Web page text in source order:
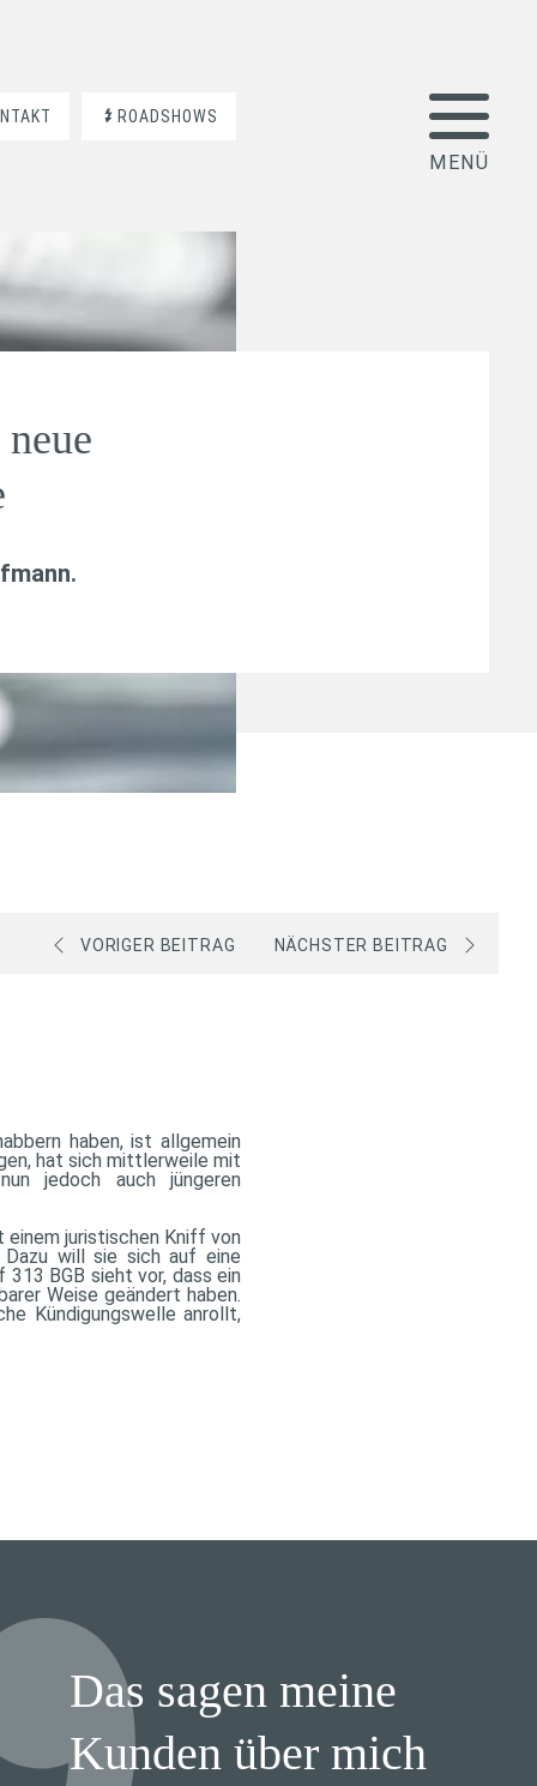
ROADSHOWS
.
VORIGER BEITRAG NÄCHSTER BEITRAG
haben, ist allgemein
hat sich mittlerweile mit
jedoch auch jüngeren
einem juristischen Kniff von
Dazu will sie sich auf eine
BGB sieht vor, dass ein
Weise geändert haben.
Kündigungswelle anrollt,
Das sagen meine
Kunden über mich